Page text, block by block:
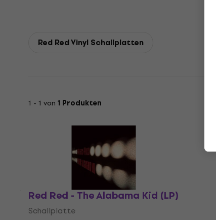
Red Red Vinyl Schallplatten
1 - 1 von 1 Produkten
Red Red - The Alabama Kid (LP)
Schallplatte